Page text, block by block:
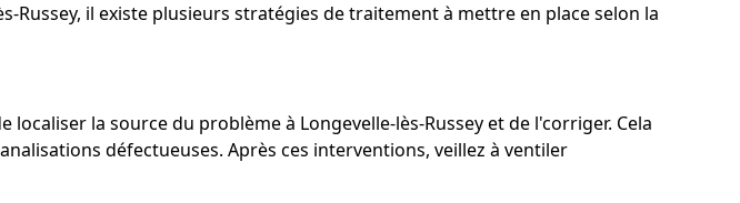
il existe plusieurs stratégies de traitement à mettre en place selon la
la source du problème à Longevelle-lès-Russey et de l'corriger. Cela
défectueuses. Après ces interventions, veillez à ventiler